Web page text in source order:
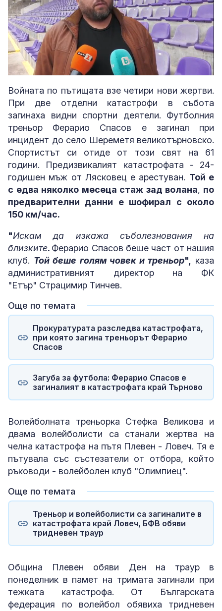
Unmute
:
Войната по пътищата взе четири нови жертви.
При две отделни катастрофи в събота
загинаха видни спортни деятели. Футболния
треньор Ферарио Спасов е загинал при
инцидент до село Шереметя великотърновско.
Спортистът си отиде от този свят на 61
години. Предизвикалият катастрофата - 24-
годишен мъж от Лясковец е арестуван. Той е
с едва няколко месеца стаж зад волана, по
предварителни данни е шофирал с около
150 км/час.
"Искам да изкажа съболезнования на
близките. Ферарио Спасов беше част от нашия
клуб. Той беше голям човек и треньор",
каза
административният директор на ФК
"Етър" Страцимир Тинчев.
Още по темата
Прокуратурата разследва катастрофата,
при която загина треньорът Ферарио
Спасов
Загуба за футбола: Ферарио Спасов е
загиналият в катастрофата край Търново
Волейболната треньорка Стефка Великова и
двама волейболисти са станали жертва на
челна катастрофа на пътя Плевен - Ловеч. Тя е
пътувала със състезатели от отбора, който
ръководи - волейболен клуб "Олимпиец".
Още по темата
Треньор и волейболисти са загиналите в
катастрофата край Ловеч, БФВ обяви
тридневен траур
Община Плевен обяви Ден на траур в
понеделник в памет на тримата загинали при
тежката катастрофа. От Българската
федерация по волейбол обявиха тридневен